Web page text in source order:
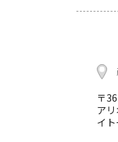
〒
ア
イ